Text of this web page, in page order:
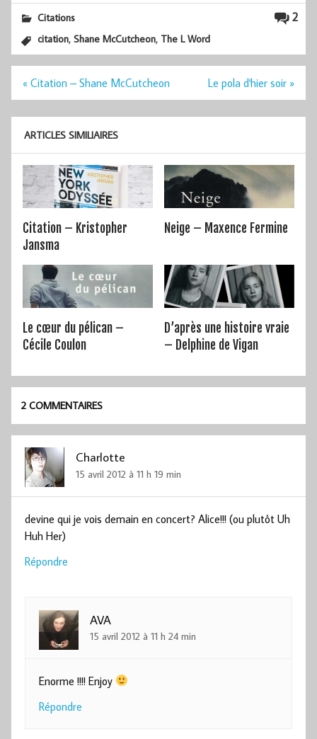
2
Citations
citation,Shane McCutcheon, The L Word
Navigation
l’article
« Citation – Shane McCutcheon Le pola d'hier soir »
ARTICLES SIMILIAIRES
Citation – Kristopher
Jansma
Neige – Maxence Fermine
Le cœur du pélican –
Cécile Coulon
D’après une histoire vraie
– Delphine de Vigan
2 COMMENTAIRES
Charlotte
15 avril 2012 à 11 h 19 min
devine qui je vois demain en concert? Alice!!! (ou plutôt Uh
Huh Her)
Répondre
AVA
15 avril 2012 à 11 h 24 min
Enorme !!!! Enjoy
Répondre